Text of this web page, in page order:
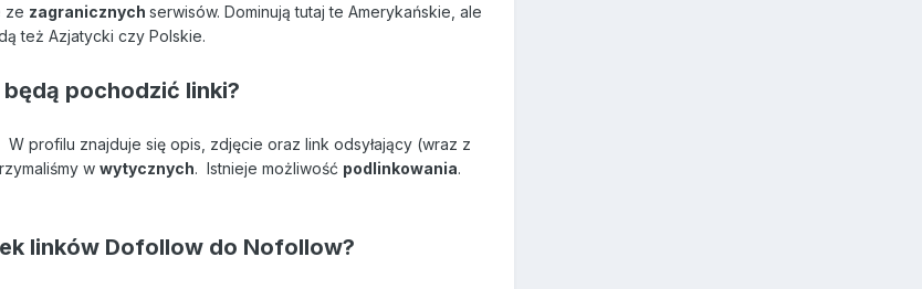
ze zagranicznych serwisów. Dominują tutaj te Amerykańskie, ale
też Azjatycki czy Polskie.
będą pochodzić linki?
W profilu znajduje się opis, zdjęcie oraz link odsyłający (wraz z
w wytycznych. Istnieje możliwość podlinkowania.
linków Dofollow do Nofollow?